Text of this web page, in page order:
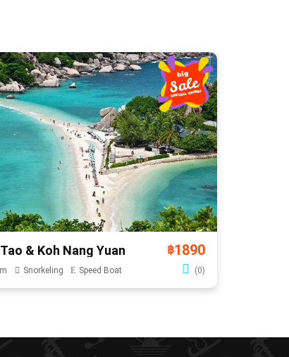
& Koh Nang Yuan ฿1890
Snorkeling Speed Boat (0)